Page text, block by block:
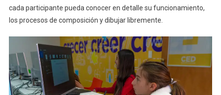
cada participante pueda conocer en detalle su funcionamiento,
los procesos de composición y dibujar libremente.